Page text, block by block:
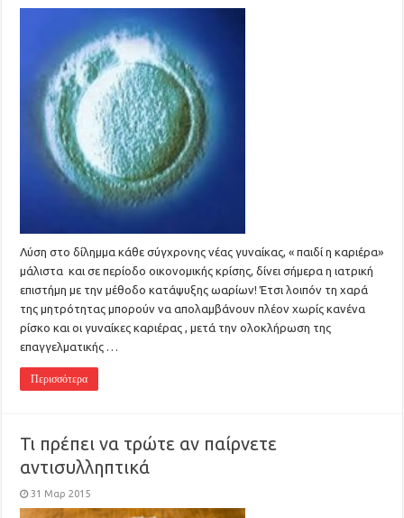
Λύση στο δίλημμα κάθε σύγχρονης νέας γυναίκας, « παιδί η καριέρα»
μάλιστα και σε περίοδο οικονομικής κρίσης, δίνει σήμερα η ιατρική
επιστήμη με την μέθοδο κατάψυξης ωαρίων! Έτσι λοιπόν τη χαρά
της μητρότητας μπορούν να απολαμβάνουν πλέον χωρίς κανένα
ρίσκο και οι γυναίκες καριέρας , μετά την ολοκλήρωση της
επαγγελματικής …
Περισσότερα
Τι πρέπει να τρώτε αν παίρνετε
αντισυλληπτικά
31 Μαρ 2015